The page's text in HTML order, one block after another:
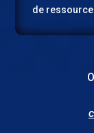
de